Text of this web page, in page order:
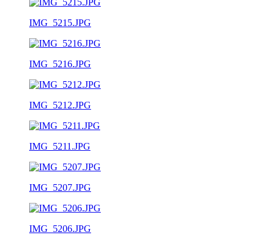
IMG_5215.JPG
IMG_5216.JPG
IMG_5212.JPG
IMG_5211.JPG
IMG_5207.JPG
IMG_5206.JPG